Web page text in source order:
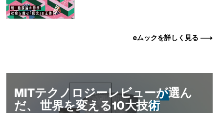
eムックを詳しく見る
MITテクノロジーレビューが選ん
だ、 世界を変える10大技術